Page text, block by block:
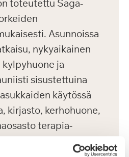
toteutettu Saga-
Asunnoissa
nykyaikainen
ja
sisustettuina
käytössä
kirjasto, kerhohuone,
terapia-